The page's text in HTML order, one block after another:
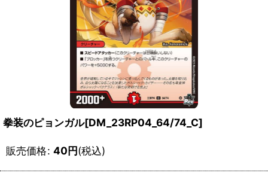
拳装のピョンガル[DM_23RP04_64/74_C]
販売価格: 40円(税込)